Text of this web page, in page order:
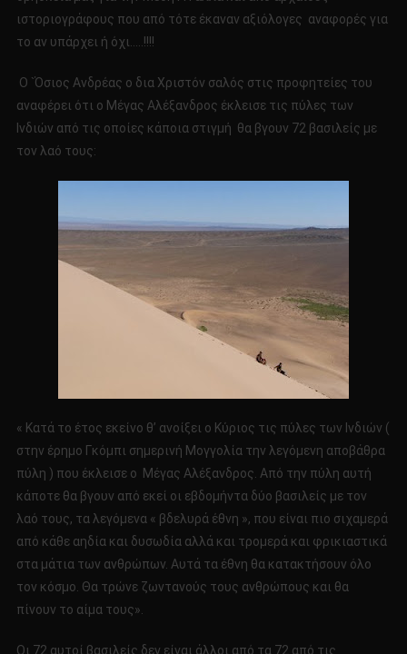
ιστοριογράφους που από τότε έκαναν αξιόλογες αναφορές για
το αν υπάρχει ή όχι…..!!!!
Ο `Όσιος Ανδρέας ο δια Χριστόν σαλός στις προφητείες του
αναφέρει ότι ο Μέγας Αλέξανδρος έκλεισε τις πύλες των
Ινδιών από τις οποίες κάποια στιγμή θα βγουν 72 βασιλείς με
τον λαό τους:
« Κατά το έτος εκείνο θ’ ανοίξει ο Κύριος τις πύλες των Ινδιών (
στην έρημο Γκόμπι σημερινή Μογγολία την λεγόμενη αποβάθρα
πύλη ) που έκλεισε ο Μέγας Αλέξανδρος. Από την πύλη αυτή
κάποτε θα βγουν από εκεί οι εβδομήντα δύο βασιλείς με τον
λαό τους, τα λεγόμενα « βδελυρά έθνη », που είναι πιο σιχαμερά
από κάθε αηδία και δυσωδία αλλά και τρομερά και φρικιαστικά
στα μάτια των ανθρώπων. Αυτά τα έθνη θα κατακτήσουν όλο
τον κόσμο. Θα τρώνε ζωντανούς τους ανθρώπους και θα
πίνουν το αίμα τους».
Οι 72 αυτοί βασιλείς δεν είναι άλλοι από τα 72 από τις